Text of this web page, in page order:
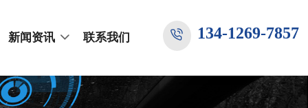
新闻资讯 联系我们 134-1269-7857